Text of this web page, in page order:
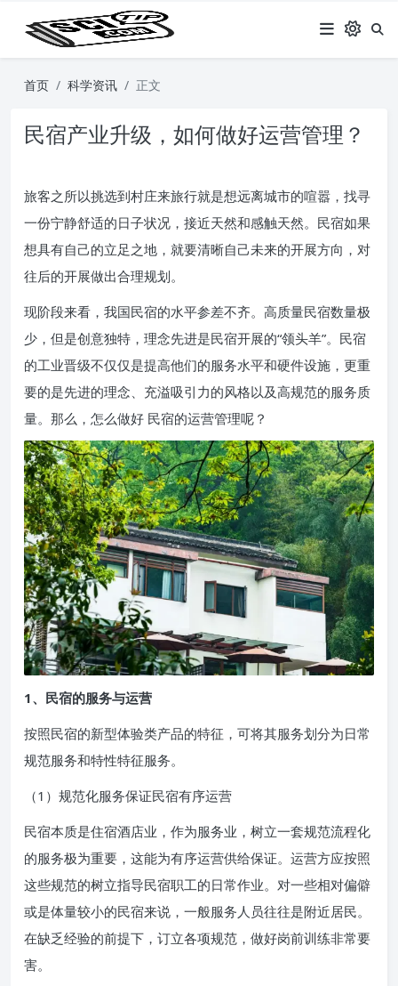
首页 科学资讯 正文
民宿产业升级，如何做好运营管理？
旅客之所以挑选到村庄来旅行就是想远离城市的喧嚣，找寻
一份宁静舒适的日子状况，接近天然和感触天然。民宿如果
想具有自己的立足之地，就要清晰自己未来的开展方向，对
往后的开展做出合理规划。
现阶段来看，我国民宿的水平参差不齐。高质量民宿数量极
少，但是创意独特，理念先进是民宿开展的“领头羊”。民宿
的工业晋级不仅仅是提高他们的服务水平和硬件设施，更重
要的是先进的理念、充溢吸引力的风格以及高规范的服务质
量。那么，怎么做好 民宿的运营管理呢？
1、民宿的服务与运营
按照民宿的新型体验类产品的特征，可将其服务划分为日常
规范服务和特性特征服务。
（1）规范化服务保证民宿有序运营
民宿本质是住宿酒店业，作为服务业，树立一套规范流程化
的服务极为重要，这能为有序运营供给保证。运营方应按照
这些规范的树立指导民宿职工的日常作业。对一些相对偏僻
或是体量较小的民宿来说，一般服务人员往往是附近居民。
在缺乏经验的前提下，订立各项规范，做好岗前训练非常要
害。